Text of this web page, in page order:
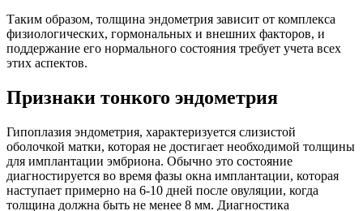
Таким образом, толщина эндометрия зависит от комплекса
физиологических, гормональных и внешних факторов, и
поддержание его нормального состояния требует учета всех
этих аспектов.
Признаки тонкого эндометрия
Гипоплазия эндометрия, характеризуется слизистой
оболочкой матки, которая не достигает необходимой толщины
для имплантации эмбриона. Обычно это состояние
диагностируется во время фазы окна имплантации, которая
наступает примерно на 6-10 дней после овуляции, когда
толщина должна быть не менее 8 мм. Диагностика